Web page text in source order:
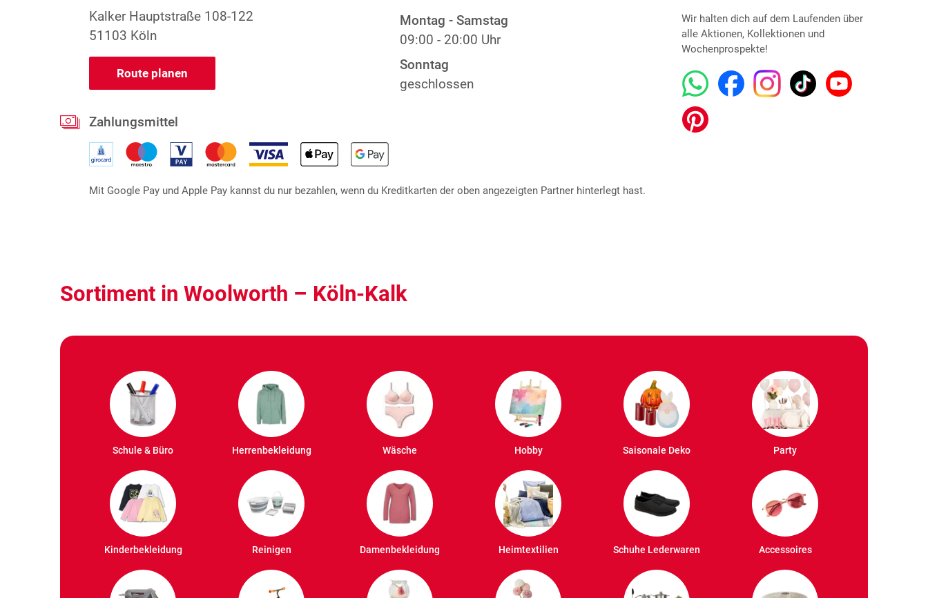
Kalker Hauptstraße 108-122
51103 Köln
Route planen
Montag - Samstag
09:00 - 20:00 Uhr
Sonntag
geschlossen
Zahlungsmittel
Mit Google Pay und Apple Pay kannst du nur bezahlen, wenn du Kreditkarten der oben angezeigten Partner hinterlegt hast.
Wir halten dich auf dem Laufenden über
alle Aktionen, Kollektionen und
Wochenprospekte!
Sortiment in Woolworth – Köln-Kalk
Schule & Büro Herrenbekleidung Wäsche Hobby Saisonale Deko Party
Kinderbekleidung Reinigen Damenbekleidung Heimtextilien Schuhe Lederwaren Accessoires